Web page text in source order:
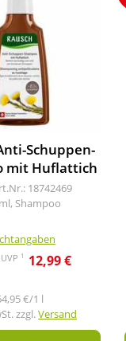
Schuppen-
mit Huflattich
18742469
Shampoo
UVP 1 12,99 €
€/1 l
zzgl.Versand